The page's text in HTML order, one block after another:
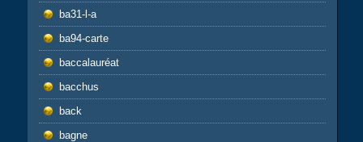
ba31-l-a
ba94-carte
baccalauréat
bacchus
back
bagne